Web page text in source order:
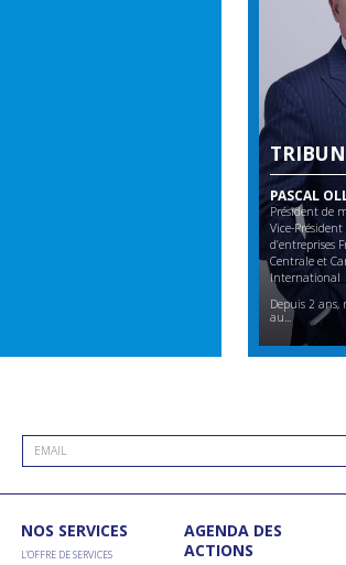
PASCAL
Président de
Vice-
d’entreprises
Centrale et
International
Depuis 2 ans,
au...
NOS SERVICES
L’OFFRE DE SERVICES
AGENDA DES
ACTIONS